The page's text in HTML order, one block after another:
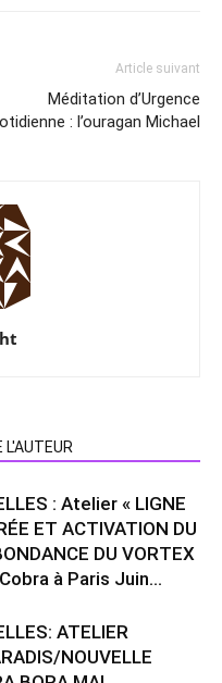
Article suivant
Méditation d’Urgence
: l’ouragan Michael
L'AUTEUR
: Atelier « LIGNE
ET ACTIVATION DU
DU VORTEX
à Paris Juin...
ATELIER
NOUVELLE